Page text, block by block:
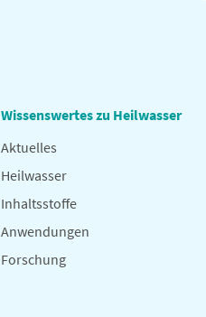
Wissenswertes zu Heilwasser
Aktuelles
Heilwasser
Inhaltsstoffe
Anwendungen
Forschung